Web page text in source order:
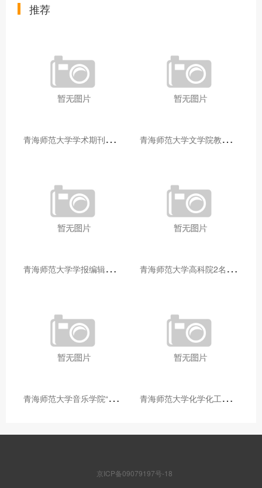
推荐
青
海师范大学学术期刊两个专栏入选2025年青海省期刊重点专栏 青
海师范大学文学院教师赴山东省相关高校和学术机构交流学习
青
海师范大学学报编辑部赴大通县城关镇上毛佰胜村开展帮扶慰问活动 青
海师范大学高科院2名专家当选中国科学院院士
青
海师范大学音乐学院“青舞华章”本科舞蹈专业中期汇报圆满落幕 青
海师范大学化学化工学院开展铸牢中华民族共同体意识大讲堂活动
京ICP备09079197号-18